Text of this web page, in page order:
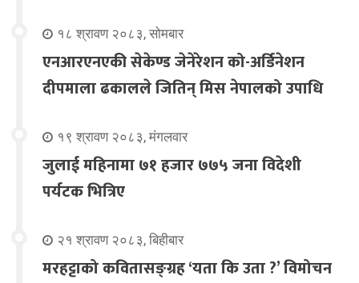
१८ श्रावण २०८३, सोमबार
एनआरएनएकी सेकेण्ड जेनेरेशन को-अर्डिनेशन
दीपमाला ढकालले जितिन् मिस नेपालको उपाधि
१९ श्रावण २०८३, मंगलवार
जुलाई महिनामा ७१ हजार ७७५ जना विदेशी
पर्यटक भित्रिए
२१ श्रावण २०८३, बिहीबार
मरहट्टाको कवितासङ्ग्रह ‘यता कि उता ?’ विमोचन